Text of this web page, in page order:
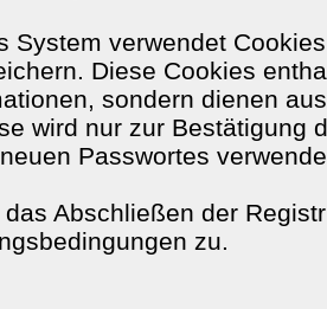
System verwendet
Diese Cookies
sondern dienen
wird nur zur Bestätigung
Passwortes
das Abschließen der
zu.